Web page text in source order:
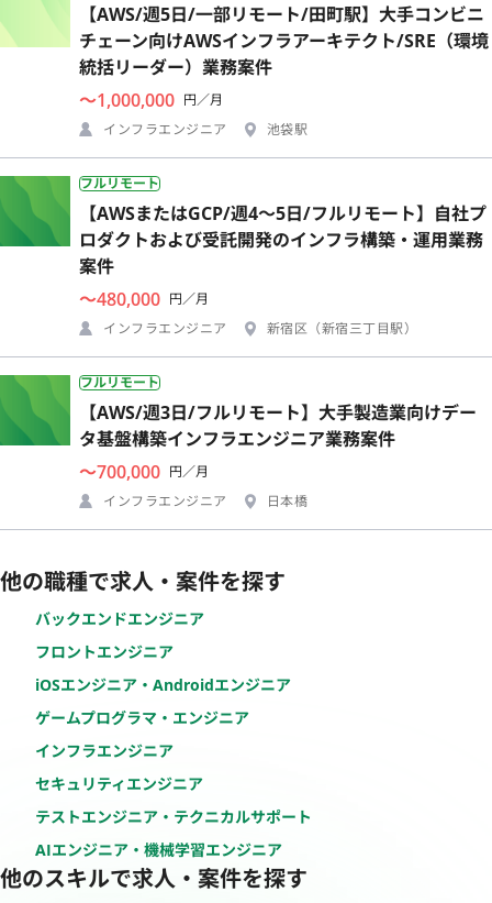
【AWS/週5日/一部リモート/田町駅】大手コンビニ
チェーン向けAWSインフラアーキテクト/SRE（環境
統括リーダー）業務案件
〜1,000,000 円／月
インフラエンジニア
池袋駅
フルリモート
【AWSまたはGCP/週4〜5日/フルリモート】自社プ
ロダクトおよび受託開発のインフラ構築・運用業務
案件
〜480,000 円／月
インフラエンジニア
新宿区（新宿三丁目駅）
フルリモート
【AWS/週3日/フルリモート】大手製造業向けデー
タ基盤構築インフラエンジニア業務案件
〜700,000 円／月
インフラエンジニア
日本橋
他の職種で求人・案件を探す
バックエンドエンジニア
フロントエンジニア
iOSエンジニア・Androidエンジニア
ゲームプログラマ・エンジニア
インフラエンジニア
セキュリティエンジニア
テストエンジニア・テクニカルサポート
AIエンジニア・機械学習エンジニア
他のスキルで求人・案件を探す